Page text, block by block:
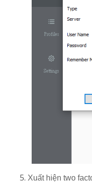
Xuất hiện two